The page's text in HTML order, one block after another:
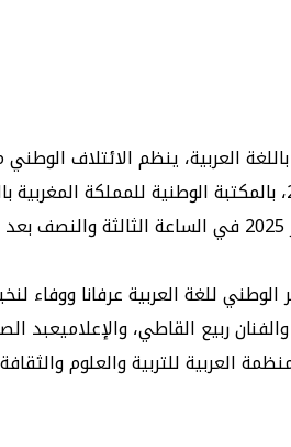
العربية، ينظم الائتلاف
وستعرف أشغال المؤتمر، الذي ينطلق بجلسة افتتاحية
للغة العربية عرفانا ووفاء
ربيع القاطي، والإعلاميعبد
العربية للتربية والعلوم